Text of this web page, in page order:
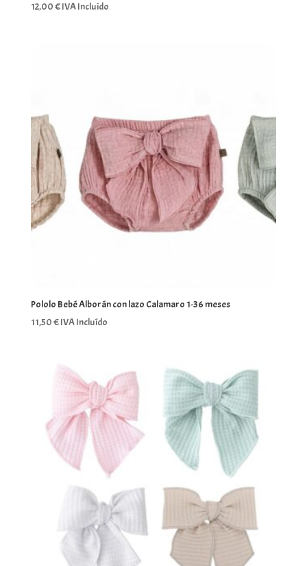
12,00€IVA Incluído
Pololo Bebé Alborán con lazo Calamaro 1-36 meses
11,50€IVA Incluído